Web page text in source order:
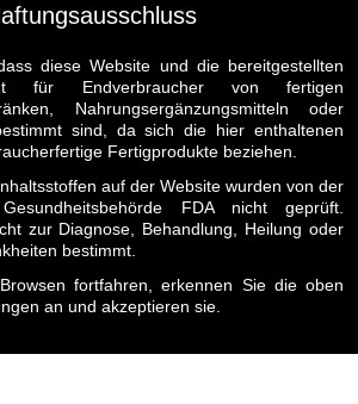
diese Website und die bereitgestellten
für Endverbraucher von fertigen
Nahrungsergänzungsmitteln oder
sind, da sich die hier enthaltenen
Fertigprodukte beziehen.
auf der Website wurden von der
Gesundheitsbehörde FDA nicht geprüft.
zur Diagnose, Behandlung, Heilung oder
bestimmt.
fortfahren, erkennen Sie die oben
an und akzeptieren sie.